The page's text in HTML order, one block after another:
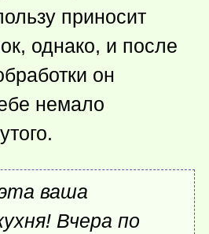
приносит
однако, и после
он
немало
ваша
Вчера по